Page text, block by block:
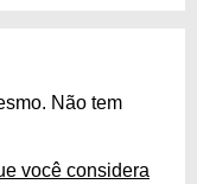
Não tem
você considera